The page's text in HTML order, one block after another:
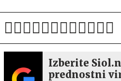
Izberite
prednostni